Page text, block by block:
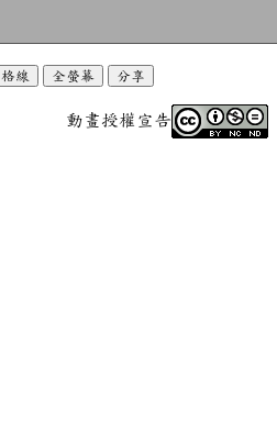
格線 全螢幕 分享
動畫授權宣告